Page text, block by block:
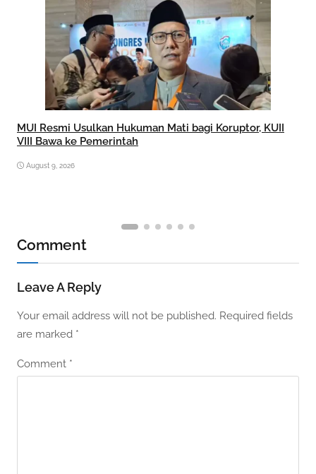
MUI Resmi Usulkan Hukuman Mati bagi Koruptor, KUII
VIII Bawa ke Pemerintah
August 9, 2026
Comment
Leave A Reply
Your email address will not be published. Required fields
are marked *
Comment *